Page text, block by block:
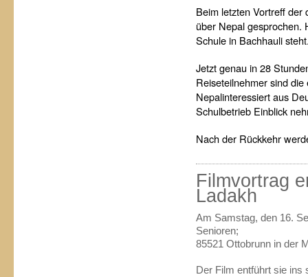
Beim letzten Vortreff der
über Nepal gesprochen.
Schule in Bachhauli
Jetzt genau in 28
Reiseteilnehmer sind
Nepalinteressiert aus
Schulbetrieb Einblick
Nach der Rückkehr
Filmvortrag
Ladakh
Am Samstag, den 16.
Senioren;
85521 Ottobrunn in der
Der Film entführt sie ins